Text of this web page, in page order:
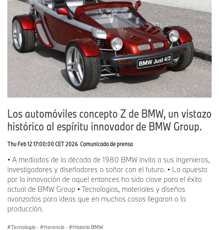
Los automóviles concepto Z de BMW, un vistazo
histórico al espíritu innovador de BMW Group.
Thu Feb 12 17:00:00 CET 2026 Comunicado de prensa
• A mediados de la década de 1980 BMW invita a sus ingenieros,
investigadores y diseñadores a soñar con el futuro. • La apuesta
por la innovación de aquel entonces ha sido clave para el éxito
actual de BMW Group • Tecnologías, materiales y diseños
avanzados para ideas que en muchos casos llegaron a la
producción.
Tecnología · Herencia · Historia BMW